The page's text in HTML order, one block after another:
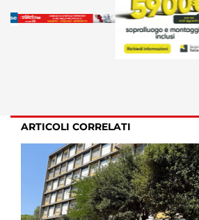
ARTICOLI CORRELATI